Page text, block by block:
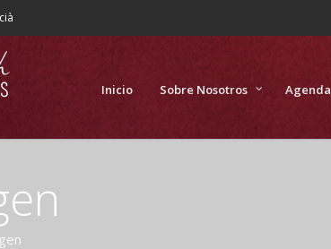
Inicio Sobre Nosotros Agenda